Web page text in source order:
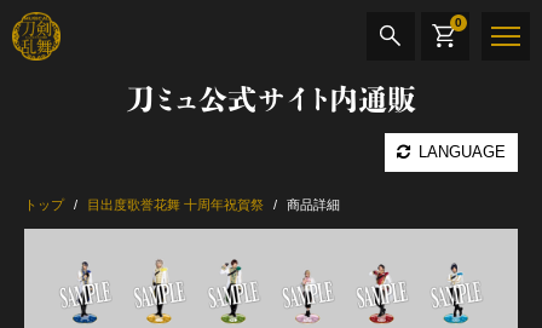
刀ミュ公式サイト内通販
LANGUAGE
0
トップ 目出度歌誉花舞 十周年祝賀祭 商品詳細